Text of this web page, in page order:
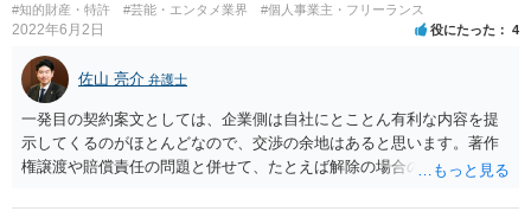
#知的財産・特許 #芸能・エンタメ業界 #個人事業主・フリーランス
2022年6月2日 役にたった 4
佐山 亮介 弁護士
一発目の契約案文としては、企業側は自社にとことん有利な内容を提
示してくるのがほとんどなので、交渉の余地はあると思います。著作
権譲渡や賠償責任の問題と併せて、たとえば解除の場合のクリエータ
ます（実際、民法の原則では一方的な委任契約の解除には、必要に応